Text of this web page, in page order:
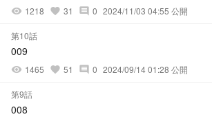
visibility 1218 favorite 31 comment 0 2024/11/03 04:55 公開
第10話
009
visibility 1465 favorite 51 comment 0 2024/09/14 01:28 公開
第9話
008